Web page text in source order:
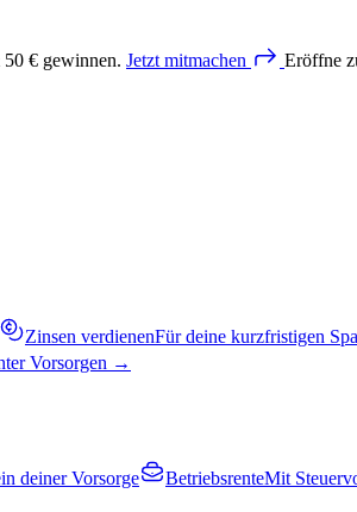
€ gewinnen. Jetzt mitmachen Eröffne
Zinsen verdienenFür deine kurzfristigen
Vorsorgen →
deiner Vorsorge BetriebsrenteMit